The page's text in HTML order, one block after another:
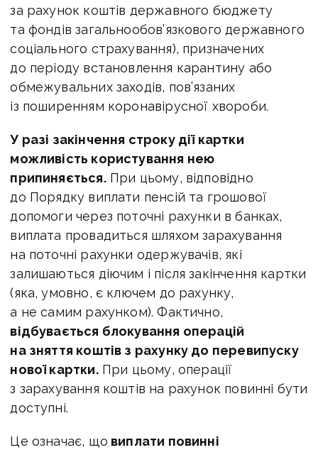
за рахунок коштів державного бюджету
та фондів загальнообов’язкового державного
соціального страхування), призначених
до періоду встановлення карантину або
обмежувальних заходів, пов’язаних
із поширенням коронавірусної хвороби.
У разі закінчення строку дії картки
можливість користування нею
припиняється.При цьому, відповідно
до Порядку виплати пенсій та грошової
допомоги через поточні рахунки в банках,
виплата провадиться шляхом зарахування
на поточні рахунки одержувачів, які
залишаються діючим і після закінчення картки
(яка, умовно, є ключем до рахунку,
а не самим рахунком). Фактично,
відбувається блокування операцій
на зняття коштів з рахунку до перевипуску
нової картки.При цьому, операції
з зарахування коштів на рахунок повинні бути
доступні.
Це означає, що виплати повинні